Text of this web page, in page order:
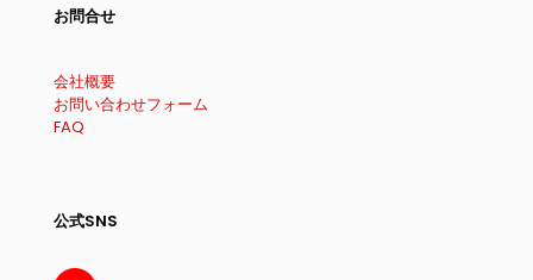
お問合せ
会社概要
お問い合わせフォーム
FAQ
公式SNS